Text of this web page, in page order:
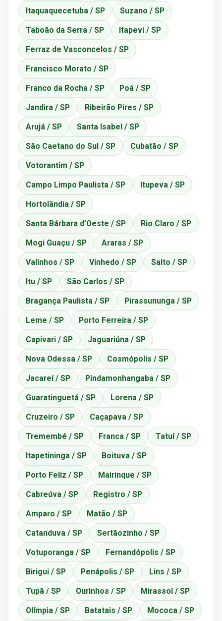
Itaquaquecetuba / SP Suzano / SP
Taboão da Serra / SP Itapevi / SP
Ferraz de Vasconcelos / SP
Francisco Morato / SP
Franco da Rocha / SP Poá / SP
Jandira / SP Ribeirão Pires / SP
Arujá / SP Santa Isabel / SP
São Caetano do Sul / SP Cubatão / SP
Votorantim / SP
Campo Limpo Paulista / SP Itupeva / SP
Hortolândia / SP
Santa Bárbara d’Oeste / SP Rio Claro / SP
Mogi Guaçu / SP Araras / SP
Valinhos / SP Vinhedo / SP Salto / SP
Itu / SP São Carlos / SP
Bragança Paulista / SP Pirassununga / SP
Leme / SP Porto Ferreira / SP
Capivari / SP Jaguariúna / SP
Nova Odessa / SP Cosmópolis / SP
Jacareí / SP Pindamonhangaba / SP
Guaratinguetá / SP Lorena / SP
Cruzeiro / SP Caçapava / SP
Tremembé / SP Franca / SP Tatuí / SP
Itapetininga / SP Boituva / SP
Porto Feliz / SP Mairinque / SP
Cabreúva / SP Registro / SP
Amparo / SP Matão / SP
Catanduva / SP Sertãozinho / SP
Votuporanga / SP Fernandópolis / SP
Birigui / SP Penápolis / SP Lins / SP
Tupã / SP Ourinhos / SP Mirassol / SP
Olímpia / SP Batatais / SP Mococa / SP